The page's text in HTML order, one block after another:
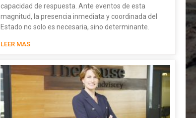
capacidad de respuesta. Ante eventos de esta
magnitud, la presencia inmediata y coordinada del
Estado no solo es necesaria, sino determinante.
LEER MAS